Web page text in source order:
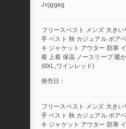
Jvjggag
フリースベスト メンズ 大き
手 ベスト 秋 カジュアル ボア
キ ジャケット アウター 防寒
着 上着 保温 ノースリーブ 暖
(6XL,ワインレッド)
発売日：
フリースベスト メンズ 大き
手 ベスト 秋 カジュアル ボア
キ ジャケット アウター 防寒